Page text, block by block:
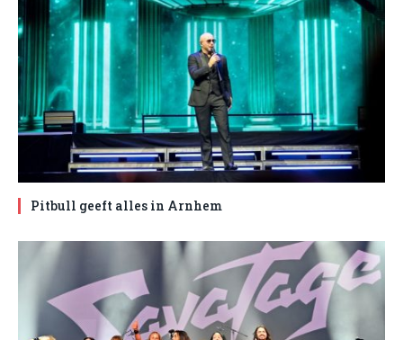
Pitbull geeft alles in Arnhem